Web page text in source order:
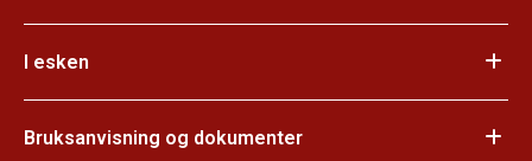
I esken
Bruksanvisning og dokumenter